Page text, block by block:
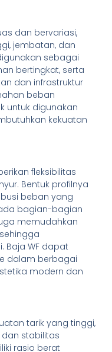
dan bervariasi,
jembatan, dan
sebagai
bertingkat, serta
dan infrastruktur
beban
untuk digunakan
kekuatan
fleksibilitas
Bentuk profilnya
beban yang
bagian-bagian
memudahkan
Baja WF dapat
dalam berbagai
modern dan
tarik yang tinggi,
stabilitas
rasio berat